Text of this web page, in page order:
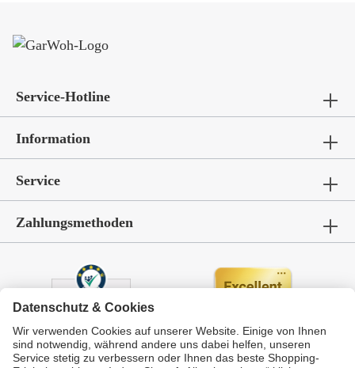
Service-Hotline
Information
Service
Zahlungsmethoden